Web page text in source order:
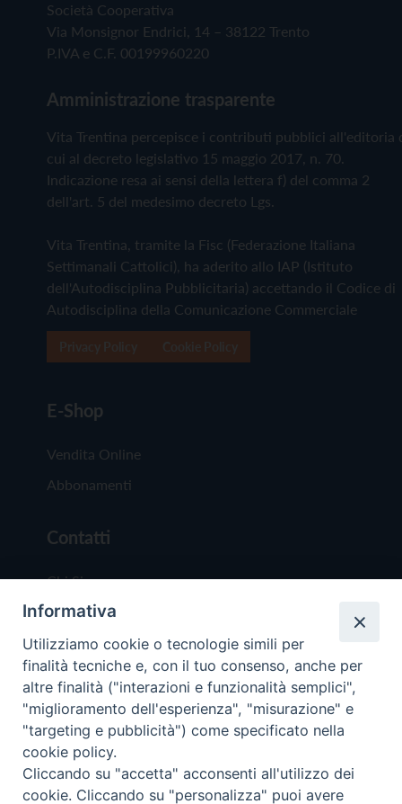
Società Cooperativa
Via Monsignor Endrici, 14 – 38122 Trento
P.IVA e C.F. 00199960220
Amministrazione trasparente
Vita Trentina percepisce i contributi pubblici all'editoria
cui al decreto legislativo 15 maggio 2017, n. 70.
Indicazione resa ai sensi della lettera f) del comma 2
dell'art. 5 del medesimo decreto Lgs.
Vita Trentina, tramite la Fisc (Federazione Italiana
Settimanali Cattolici), ha aderito allo IAP (Istituto
dell'Autodisciplina Pubblicitaria) accettando il Codice di
Autodisciplina della Comunicazione Commerciale
E-Shop
Vendita Online
Abbonamenti
Contatti
Chi Siamo
Redazione
Scrivici
Copyright © 2019 - Tutti i diritti riservati - Vita
Trentina Editrice
Informativa
Utilizziamo cookie o tecnologie simili per
finalità tecniche e, con il tuo consenso, anche per
altre finalità ("interazioni e funzionalità semplici",
"miglioramento dell'esperienza", "misurazione" e
"targeting e pubblicità") come specificato nella
cookie policy.
Cliccando su "accetta" acconsenti all'utilizzo dei
cookie. Cliccando su "personalizza" puoi avere